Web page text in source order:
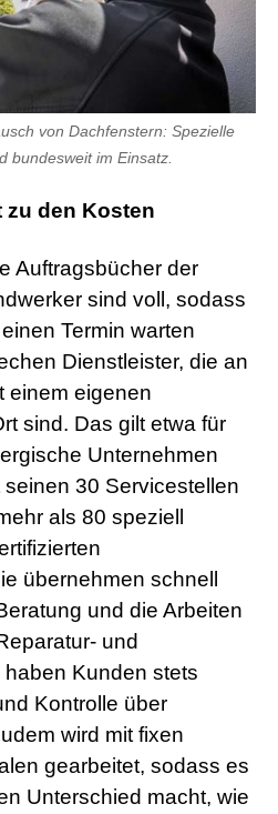
von Dachfenstern: Spezielle
bundesweit im Einsatz.
den Kosten
Auftragsbücher der
sind voll, sodass
Termin warten
Dienstleister, die an
einem eigenen
sind. Das gilt etwa für
Unternehmen
30 Servicestellen
als 80 speziell
übernehmen schnell
und die Arbeiten
und
Kunden stets
Kontrolle über
wird mit fixen
gearbeitet, sodass es
Unterschied macht, wie